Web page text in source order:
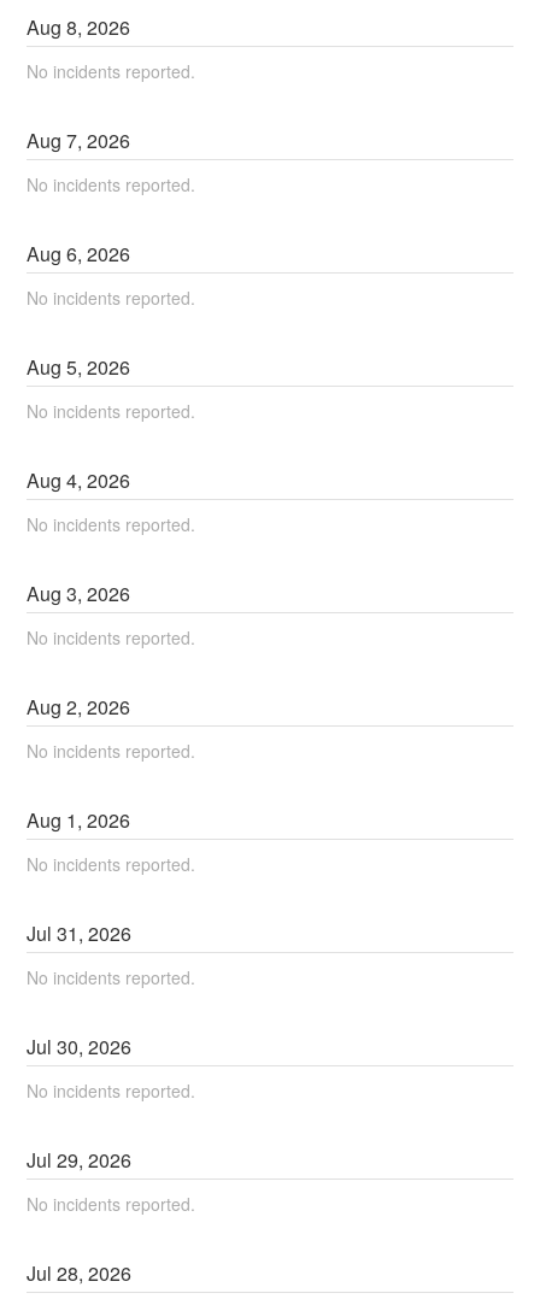
Aug8,2026
No incidents reported.
Aug7,2026
No incidents reported.
Aug6,2026
No incidents reported.
Aug5,2026
No incidents reported.
Aug4,2026
No incidents reported.
Aug3,2026
No incidents reported.
Aug2,2026
No incidents reported.
Aug 1,2026
No incidents reported.
Jul31,2026
No incidents reported.
Jul30,2026
No incidents reported.
Jul29,2026
No incidents reported.
Jul28,2026